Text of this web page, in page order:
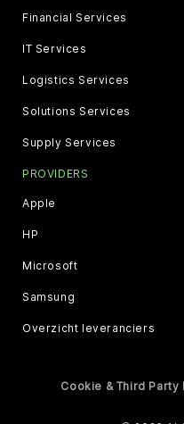
Financial Services
IT Services
Logistics Services
Solutions Services
Supply Services
PROVIDERS
Apple
HP
Microsoft
Samsung
Overzicht leveranciers
Cookie & Third Party